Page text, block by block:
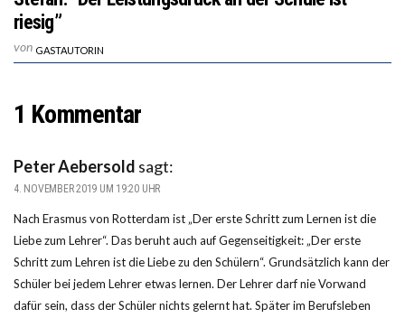
riesig”
von GASTAUTORIN
1 Kommentar
Peter Aebersold sagt:
4. NOVEMBER 2019 UM 19:20 UHR
Nach Erasmus von Rotterdam ist „Der erste Schritt zum Lernen ist die
Liebe zum Lehrer“. Das beruht auch auf Gegenseitigkeit: „Der erste
Schritt zum Lehren ist die Liebe zu den Schülern“. Grundsätzlich kann der
Schüler bei jedem Lehrer etwas lernen. Der Lehrer darf nie Vorwand
dafür sein, dass der Schüler nichts gelernt hat. Später im Berufsleben